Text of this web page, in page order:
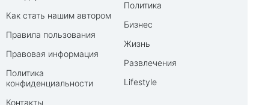
Как стать нашим автором
Правила пользования
Правовая информация
Политика
конфиденциальности
Контакты
Политика
Бизнес
Жизнь
Развлечения
Lifestyle